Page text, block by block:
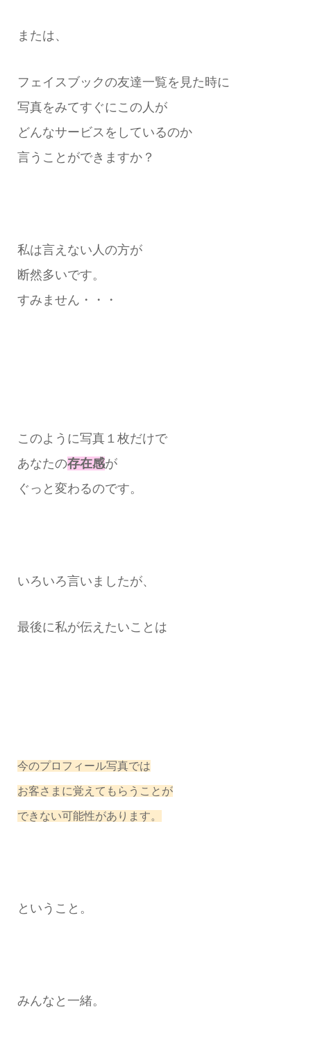
または、
フェイスブックの友達一覧を見た時に
写真をみてすぐにこの人が
どんなサービスをしているのか
言うことができますか？
私は言えない人の方が
断然多いです。
すみません・・・
このように写真１枚だけで
あなたの存在感が
ぐっと変わるのです。
いろいろ言いましたが、
最後に私が伝えたいことは
今のプロフィール写真では
お客さまに覚えてもらうことが
できない可能性があります。
ということ。
みんなと一緒。